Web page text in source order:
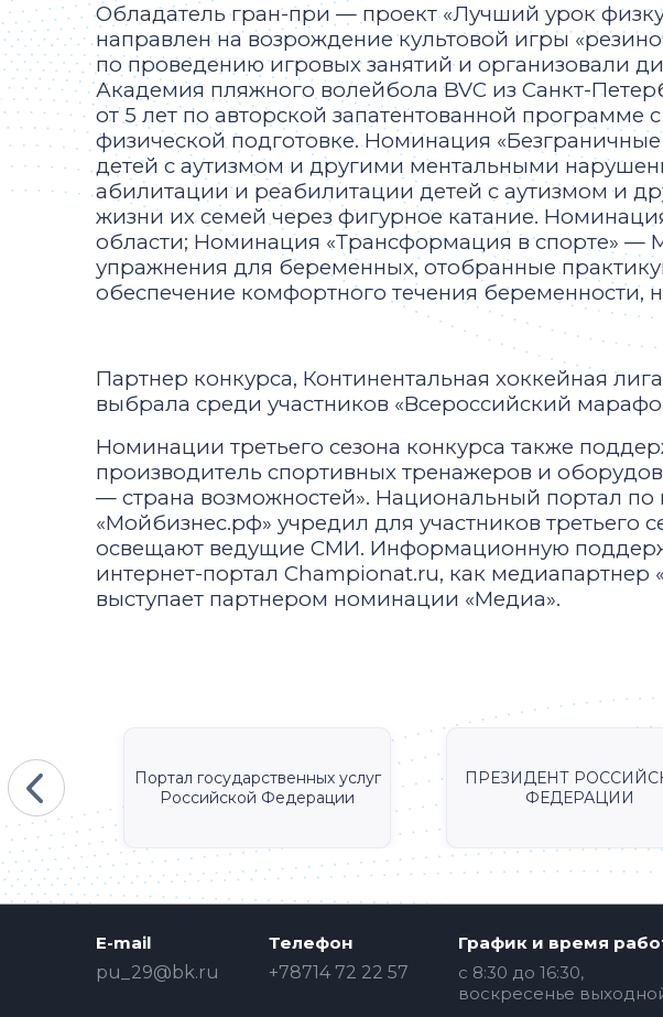
Обладатель гран-при — проект «Лучший урок
направлен на возрождение культовой игры
по проведению игровых занятий и организовали
Академия пляжного волейбола BVC из Санкт-
от 5 лет по авторской запатентованной программе
физической подготовке. Номинация
детей с аутизмом и другими ментальными
абилитации и реабилитации детей с аутизмом и
жизни их семей через фигурное катание.
области; Номинация «Трансформация в спорте» —
упражнения для беременных, отобранные
обеспечение комфортного течения беременности,
Партнер конкурса, Континентальная хоккейная
выбрала среди участников «Всероссийский
Номинации третьего сезона конкурса также
производитель спортивных тренажеров и
— страна возможностей». Национальный портал
«Мойбизнес.рф» учредил для участников третьего
освещают ведущие СМИ. Информационную
интернет-портал Championat.ru, как медиапартнер
выступает партнером номинации «Медиа».
Портал государственных услуг
Российской Федерации
ПРЕЗИДЕНТ
ФЕДЕРАЦИИ
E-mail
pu_29@bk.ru
Телефон
+78714 72 22 57
График и время
c 8:30 до 16:30,
воскресенье